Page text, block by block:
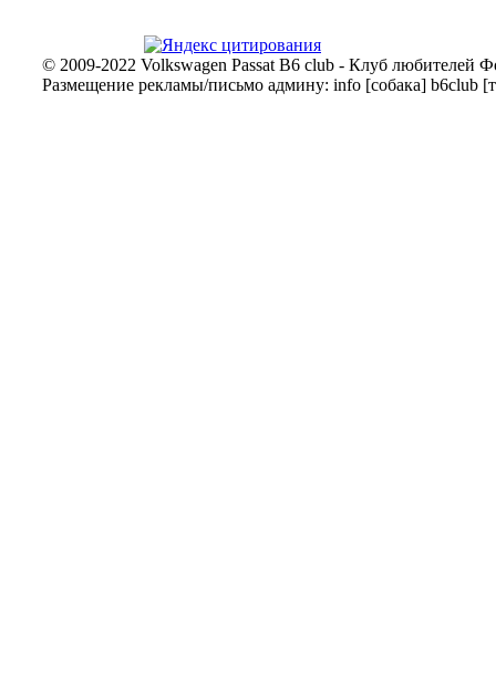
© 2009-2022 Volkswagen Passat B6 club - Клуб любителей
Размещение рекламы/письмо админу: info [собака] b6club